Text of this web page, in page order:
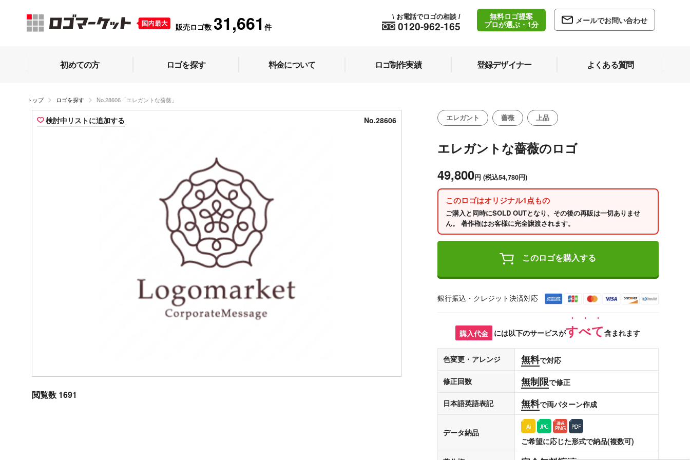
販売ロゴ数 31,661 件 0120-962-165
\ お電話でロゴの相談 /
無料ロゴ提案
プロが選ぶ・1分
メールでお問い合わせ
初めての方 ロゴを探す 料金について ロゴ制作実績 登録デザイナー よくある質問
トップ ロゴを探す No.28606「エレガントな薔薇」
検討中リストに追加する No.28606
閲覧数 1691
エレガント 薔薇 上品
エレガントな薔薇のロゴ
49,800円 (税込54,780円)
このロゴはオリジナル1点もの
ご購入と同時にSOLD OUTとなり、その後の再販は一切ありませ
ん。 著作権はお客様に完全譲渡されます。
このロゴを購入する
銀行振込・クレジット決済対応
購入代金 には以下のサービスがすべて含まれます
色変更・アレンジ 無料で対応
修正回数 無制限で修正
日本語英語表記 無料で両パターン作成
データ納品
ご希望に応じた形式で納品(複数可)